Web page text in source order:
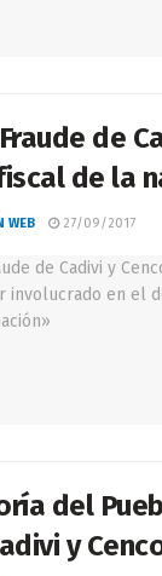
de
de la
WEB 27/09/2017
del
y